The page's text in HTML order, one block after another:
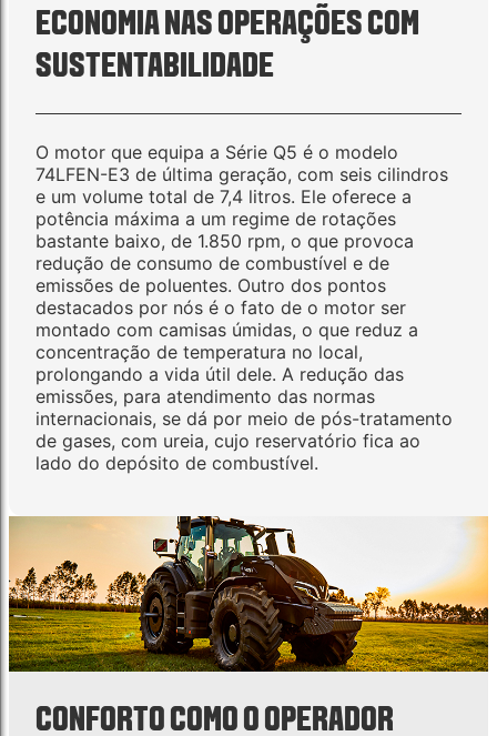
ECONOMIA NAS OPERAÇÕES COM
SUSTENTABILIDADE
O motor que equipa a Série Q5 é o modelo
74LFEN-E3 de última geração, com seis cilindros
e um volume total de 7,4 litros. Ele oferece a
potência máxima a um regime de rotações
bastante baixo, de 1.850 rpm, o que provoca
redução de consumo de combustível e de
emissões de poluentes. Outro dos pontos
destacados por nós é o fato de o motor ser
montado com camisas úmidas, o que reduz a
concentração de temperatura no local,
prolongando a vida útil dele. A redução das
emissões, para atendimento das normas
internacionais, se dá por meio de pós-tratamento
de gases, com ureia, cujo reservatório fica ao
lado do depósito de combustível.
CONFORTO COMO O OPERADOR